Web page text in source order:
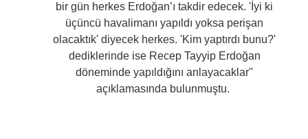
bir gün herkes Erdoğan’ı takdir edecek. 'İyi ki
üçüncü havalimanı yapıldı yoksa perişan
olacaktık' diyecek herkes. 'Kim yaptırdı bunu?'
dediklerinde ise Recep Tayyip Erdoğan
döneminde yapıldığını anlayacaklar''
açıklamasında bulunmuştu.